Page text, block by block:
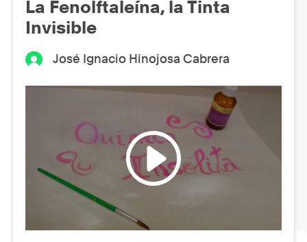
La Fenolftaleína, la Tinta
Invisible
José Ignacio Hinojosa Cabrera